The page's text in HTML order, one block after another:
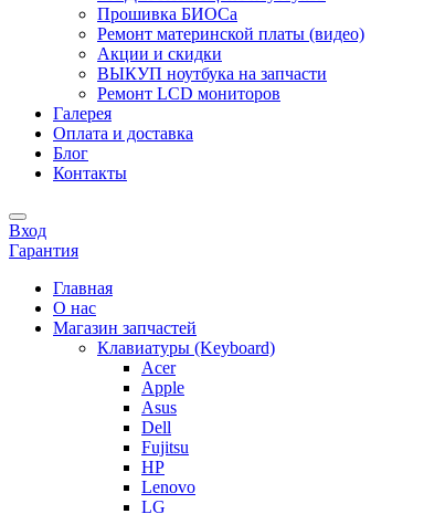
Прошивка БИОСа
Ремонт материнской платы (видео)
Акции и скидки
ВЫКУП ноутбука на запчасти
Ремонт LCD мониторов
Галерея
Оплата и доставка
Блог
Контакты
Вход
Гарантия
Главная
О нас
Магазин запчастей
Клавиатуры (Keyboard)
Acer
Apple
Asus
Dell
Fujitsu
HP
Lenovo
LG